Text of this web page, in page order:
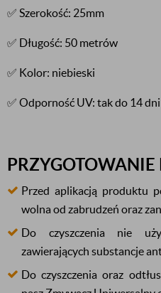
✅ Szerokość: 25mm
✅ Długość: 50 metrów
✅ Kolor: niebieski
✅ Odporność UV: tak do 14 dni
PRZYGOTOWANIE
Przed aplikacją produktu
wolna od zabrudzeń oraz
Do czyszczenia nie
zawierających substancje
Do czyszczenia oraz